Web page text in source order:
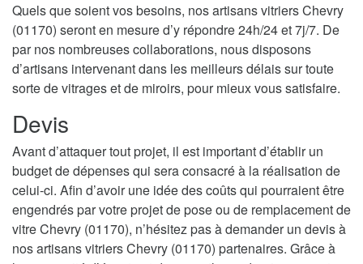
Quels que soient vos besoins, nos artisans vitriers Chevry
(01170) seront en mesure d’y répondre 24h/24 et 7j/7. De
par nos nombreuses collaborations, nous disposons
d’artisans intervenant dans les meilleurs délais sur toute
sorte de vitrages et de miroirs, pour mieux vous satisfaire.
Devis
Avant d’attaquer tout projet, il est important d’établir un
budget de dépenses qui sera consacré à la réalisation de
celui-ci. Afin d’avoir une idée des coûts qui pourraient être
engendrés par votre projet de pose ou de remplacement de
vitre Chevry (01170), n’hésitez pas à demander un devis à
nos artisans vitriers Chevry (01170) partenaires. Grâce à